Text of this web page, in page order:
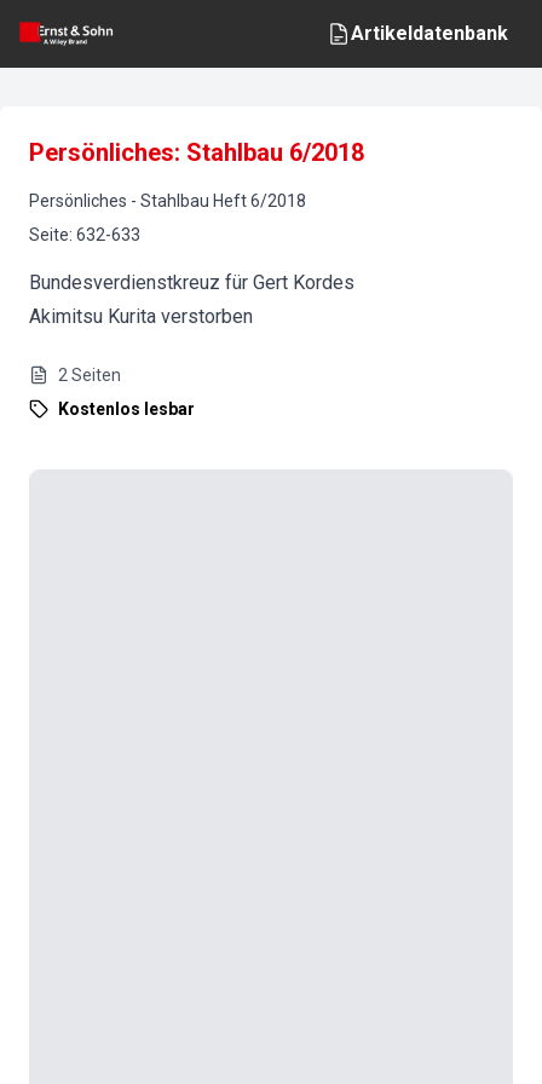
Artikeldatenbank
Persönliches: Stahlbau 6/2018
Persönliches - Stahlbau Heft6/2018
Seite: 632-633
Bundesverdienstkreuz für Gert Kordes
Akimitsu Kurita verstorben
2 Seiten
Kostenlos lesbar